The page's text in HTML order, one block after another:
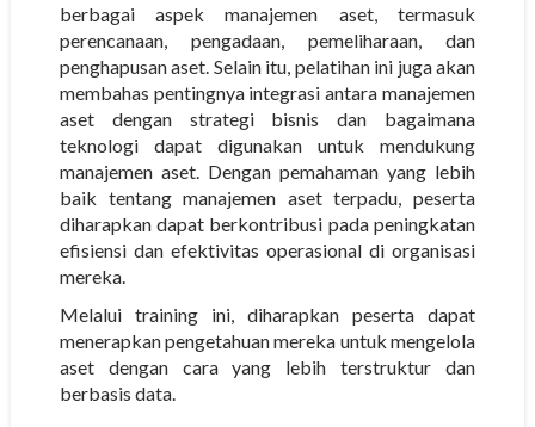
berbagai aspek manajemen aset, termasuk
perencanaan, pengadaan, pemeliharaan, dan
penghapusan aset. Selain itu, pelatihan ini juga akan
membahas pentingnya integrasi antara manajemen
aset dengan strategi bisnis dan bagaimana
teknologi dapat digunakan untuk mendukung
manajemen aset. Dengan pemahaman yang lebih
baik tentang manajemen aset terpadu, peserta
diharapkan dapat berkontribusi pada peningkatan
efisiensi dan efektivitas operasional di organisasi
mereka.
Melalui training ini, diharapkan peserta dapat
menerapkan pengetahuan mereka untuk mengelola
aset dengan cara yang lebih terstruktur dan
berbasis data.